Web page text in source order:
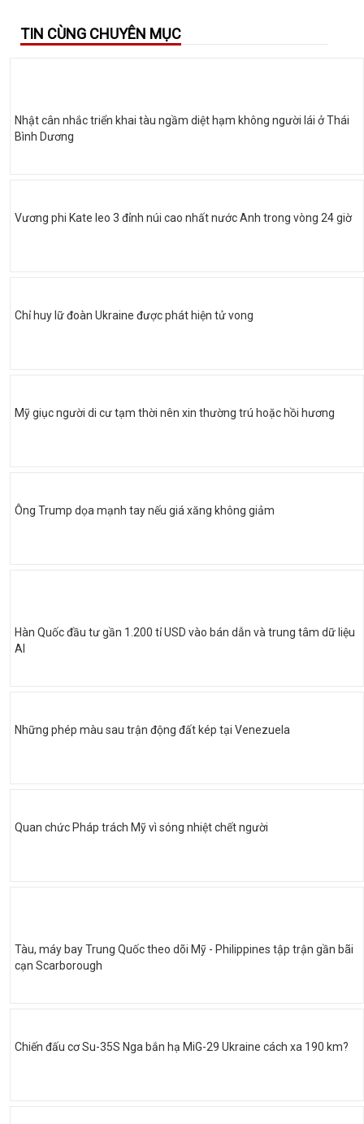
TIN CÙNG CHUYÊN MỤC
Nhật cân nhắc triển khai tàu ngầm diệt hạm không người lái ở Thái
Bình Dương
Vương phi Kate leo 3 đỉnh núi cao nhất nước Anh trong vòng 24 giờ
Chỉ huy lữ đoàn Ukraine được phát hiện tử vong
Mỹ giục người di cư tạm thời nên xin thường trú hoặc hồi hương
Ông Trump dọa mạnh tay nếu giá xăng không giảm
Hàn Quốc đầu tư gần 1.200 tỉ USD vào bán dẫn và trung tâm dữ liệu
AI
Những phép màu sau trận động đất kép tại Venezuela
Quan chức Pháp trách Mỹ vì sóng nhiệt chết người
Tàu, máy bay Trung Quốc theo dõi Mỹ - Philippines tập trận gần bãi
cạn Scarborough
Chiến đấu cơ Su-35S Nga bắn hạ MiG-29 Ukraine cách xa 190 km?